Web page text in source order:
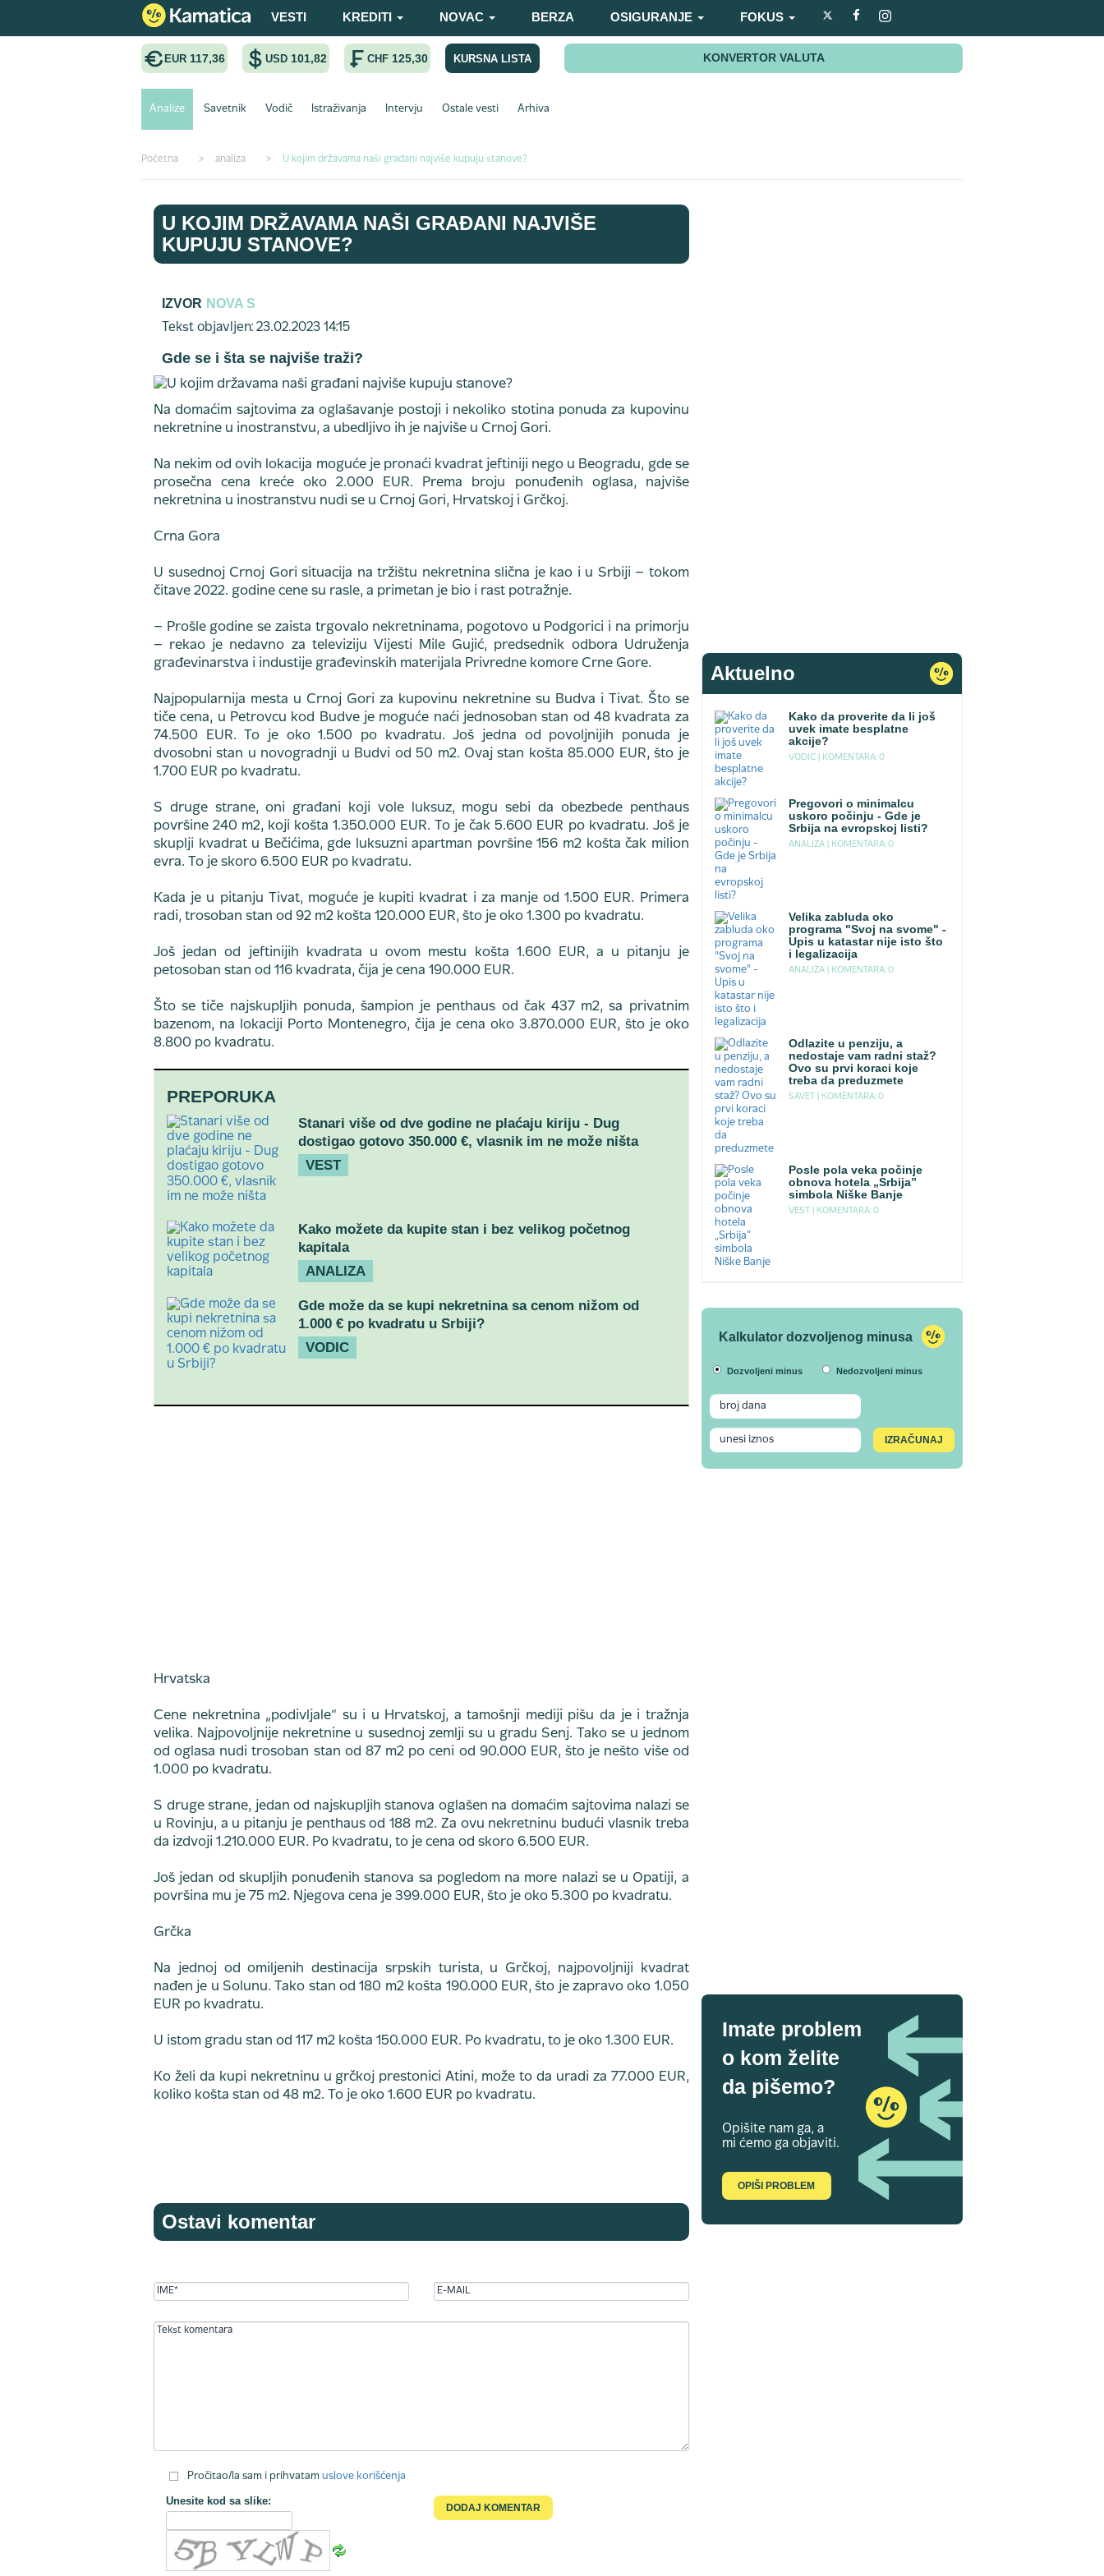
VESTI KREDITI NOVAC BERZA OSIGURANJE FOKUS
EUR 117,36 USD 101,82 CHF 125,30 KURSNA LISTA KONVERTOR VALUTA
Analize Savetnik Vodič Istraživanja Intervju Ostale vesti Arhiva
Početna > analiza > U kojim državama naši građani najviše kupuju stanove?
U KOJIM DRŽAVAMA NAŠI GRAĐANI NAJVIŠE
KUPUJU STANOVE?
IZVOR NOVA S
Tekst objavljen: 23.02.2023 14:15
Gde se i šta se najviše traži?
Na domaćim sajtovima za oglašavanje postoji i nekoliko stotina ponuda za kupovinu
nekretnine u inostranstvu, a ubedljivo ih je najviše u Crnoj Gori.
Na nekim od ovih lokacija moguće je pronaći kvadrat jeftiniji nego u Beogradu, gde se
prosečna cena kreće oko 2.000 EUR. Prema broju ponuđenih oglasa, najviše
nekretnina u inostranstvu nudi se u Crnoj Gori, Hrvatskoj i Grčkoj.
Crna Gora
U susednoj Crnoj Gori situacija na tržištu nekretnina slična je kao i u Srbiji – tokom
čitave 2022. godine cene su rasle, a primetan je bio i rast potražnje.
– Prošle godine se zaista trgovalo nekretninama, pogotovo u Podgorici i na primorju
– rekao je nedavno za televiziju Vijesti Mile Gujić, predsednik odbora Udruženja
građevinarstva i industije građevinskih materijala Privredne komore Crne Gore.
Najpopularnija mesta u Crnoj Gori za kupovinu nekretnine su Budva i Tivat. Što se
tiče cena, u Petrovcu kod Budve je moguće naći jednosoban stan od 48 kvadrata za
74.500 EUR. To je oko 1.500 po kvadratu. Još jedna od povoljnijih ponuda je
dvosobni stan u novogradnji u Budvi od 50 m2. Ovaj stan košta 85.000 EUR, što je
1.700 EUR po kvadratu.
S druge strane, oni građani koji vole luksuz, mogu sebi da obezbede penthaus
površine 240 m2, koji košta 1.350.000 EUR. To je čak 5.600 EUR po kvadratu. Još je
skuplji kvadrat u Bečićima, gde luksuzni apartman površine 156 m2 košta čak milion
evra. To je skoro 6.500 EUR po kvadratu.
Kada je u pitanju Tivat, moguće je kupiti kvadrat i za manje od 1.500 EUR. Primera
radi, trosoban stan od 92 m2 košta 120.000 EUR, što je oko 1.300 po kvadratu.
Još jedan od jeftinijih kvadrata u ovom mestu košta 1.600 EUR, a u pitanju je
petosoban stan od 116 kvadrata, čija je cena 190.000 EUR.
Što se tiče najskupljih ponuda, šampion je penthaus od čak 437 m2, sa privatnim
bazenom, na lokaciji Porto Montenegro, čija je cena oko 3.870.000 EUR, što je oko
8.800 po kvadratu.
PREPORUKA
Stanari više od dve godine ne plaćaju kiriju - Dug
dostigao gotovo 350.000 €, vlasnik im ne može ništa
VEST
Kako možete da kupite stan i bez velikog početnog
kapitala
ANALIZA
Gde može da se kupi nekretnina sa cenom nižom od
1.000 € po kvadratu u Srbiji?
VODIC
Hrvatska
Cene nekretnina „podivljale“ su i u Hrvatskoj, a tamošnji mediji pišu da je i tražnja
velika. Najpovoljnije nekretnine u susednoj zemlji su u gradu Senj. Tako se u jednom
od oglasa nudi trosoban stan od 87 m2 po ceni od 90.000 EUR, što je nešto više od
1.000 po kvadratu.
S druge strane, jedan od najskupljih stanova oglašen na domaćim sajtovima nalazi se
u Rovinju, a u pitanju je penthaus od 188 m2. Za ovu nekretninu budući vlasnik treba
da izdvoji 1.210.000 EUR. Po kvadratu, to je cena od skoro 6.500 EUR.
Još jedan od skupljih ponuđenih stanova sa pogledom na more nalazi se u Opatiji, a
površina mu je 75 m2. Njegova cena je 399.000 EUR, što je oko 5.300 po kvadratu.
Grčka
Na jednoj od omiljenih destinacija srpskih turista, u Grčkoj, najpovoljniji kvadrat
nađen je u Solunu. Tako stan od 180 m2 košta 190.000 EUR, što je zapravo oko 1.050
EUR po kvadratu.
U istom gradu stan od 117 m2 košta 150.000 EUR. Po kvadratu, to je oko 1.300 EUR.
Ko želi da kupi nekretninu u grčkoj prestonici Atini, može to da uradi za 77.000 EUR,
koliko košta stan od 48 m2. To je oko 1.600 EUR po kvadratu.
Ostavi komentar
Pročitao/la sam i prihvatam uslove korišćenja
Unesite kod sa slike:
Aktuelno
Kako da proverite da li još
uvek imate besplatne
akcije?
VODIC | KOMENTARA: 0
Pregovori o minimalcu
uskoro počinju - Gde je
Srbija na evropskoj listi?
ANALIZA | KOMENTARA: 0
Velika zabluda oko
programa "Svoj na svome" -
Upis u katastar nije isto što
i legalizacija
ANALIZA | KOMENTARA: 0
Odlazite u penziju, a
nedostaje vam radni staž?
Ovo su prvi koraci koje
treba da preduzmete
SAVET | KOMENTARA: 0
Posle pola veka počinje
obnova hotela „Srbija”
simbola Niške Banje
VEST | KOMENTARA: 0
Kalkulator dozvoljenog minusa
Dozvoljeni minus Nedozvoljeni minus
Imate problem
o kom želite
da pišemo?
Opišite nam ga, a
mi ćemo ga objaviti.
OPIŠI PROBLEM